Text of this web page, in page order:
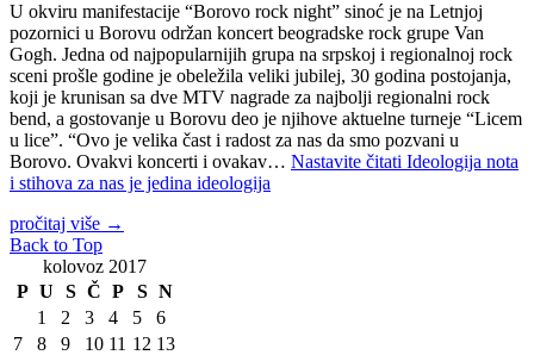
U okviru manifestacije “Borovo rock night” sinoć je na Letnjoj
pozornici u Borovu održan koncert beogradske rock grupe Van
Gogh. Jedna od najpopularnijih grupa na srpskoj i regionalnoj rock
sceni prošle godine je obeležila veliki jubilej, 30 godina postojanja,
koji je krunisan sa dve MTV nagrade za najbolji regionalni rock
bend, a gostovanje u Borovu deo je njihove aktuelne turneje “Licem
u lice”. “Ovo je velika čast i radost za nas da smo pozvani u
Borovo. Ovakvi koncerti i ovakav… Nastavite čitati Ideologija nota
i stihova za nas je jedina ideologija
pročitaj više →
Back to Top
kolovoz 2017
P U S Č P S N
1
2 3 4 5
6
7
8 9 10 11 12 13